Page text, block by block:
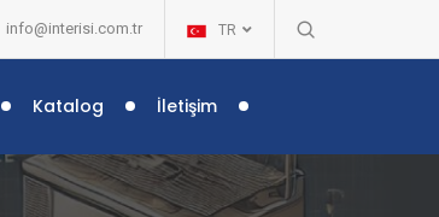
info@interisi.com.tr TR
Katalog İletişim